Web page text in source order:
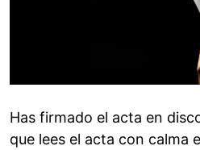
Has firmado el acta en
que lees el acta con calma